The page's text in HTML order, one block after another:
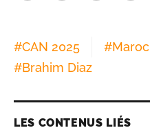
#CAN 2025 #Maroc
#Brahim Diaz
LES CONTENUS LIÉS